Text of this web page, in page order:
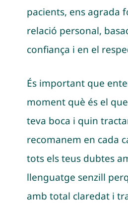
pacients, ens agrada
relació personal,
confiança i en el
És important que
moment què és el
teva boca i quin
recomanem en cada
tots els teus dubtes
llenguatge senzill
amb total claredat i